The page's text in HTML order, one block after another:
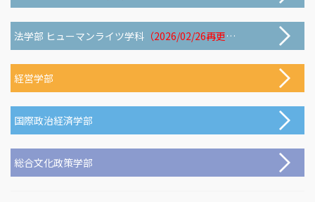
法学部 ヒューマンライツ学科 （2026/02/26再更新しました）
経営学部
国際政治経済学部
総合文化政策学部